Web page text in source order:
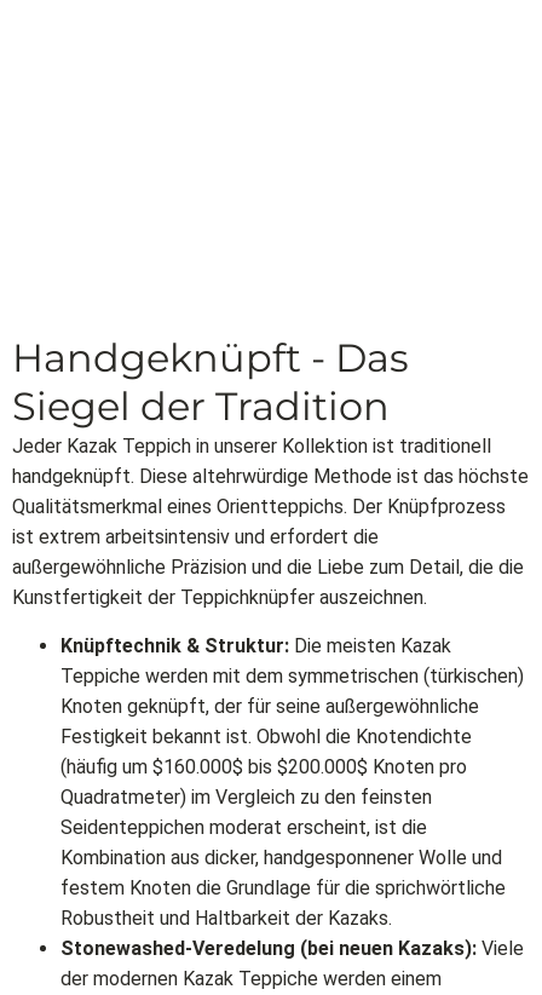
Handgeknüpft - Das
Siegel der Tradition
Jeder Kazak Teppich in unserer Kollektion ist traditionell
handgeknüpft. Diese altehrwürdige Methode ist das höchste
Qualitätsmerkmal eines Orientteppichs. Der Knüpfprozess
ist extrem arbeitsintensiv und erfordert die
außergewöhnliche Präzision und die Liebe zum Detail, die die
Kunstfertigkeit der Teppichknüpfer auszeichnen.
Knüpftechnik & Struktur: Die meisten Kazak
Teppiche werden mit dem symmetrischen (türkischen)
Knoten geknüpft, der für seine außergewöhnliche
Festigkeit bekannt ist. Obwohl die Knotendichte
(häufig um $160.000$ bis $200.000$ Knoten pro
Quadratmeter) im Vergleich zu den feinsten
Seidenteppichen moderat erscheint, ist die
Kombination aus dicker, handgesponnener Wolle und
festem Knoten die Grundlage für die sprichwörtliche
Robustheit und Haltbarkeit der Kazaks.
Stonewashed-Veredelung (bei neuen Kazaks): Viele
der modernen Kazak Teppiche werden einem